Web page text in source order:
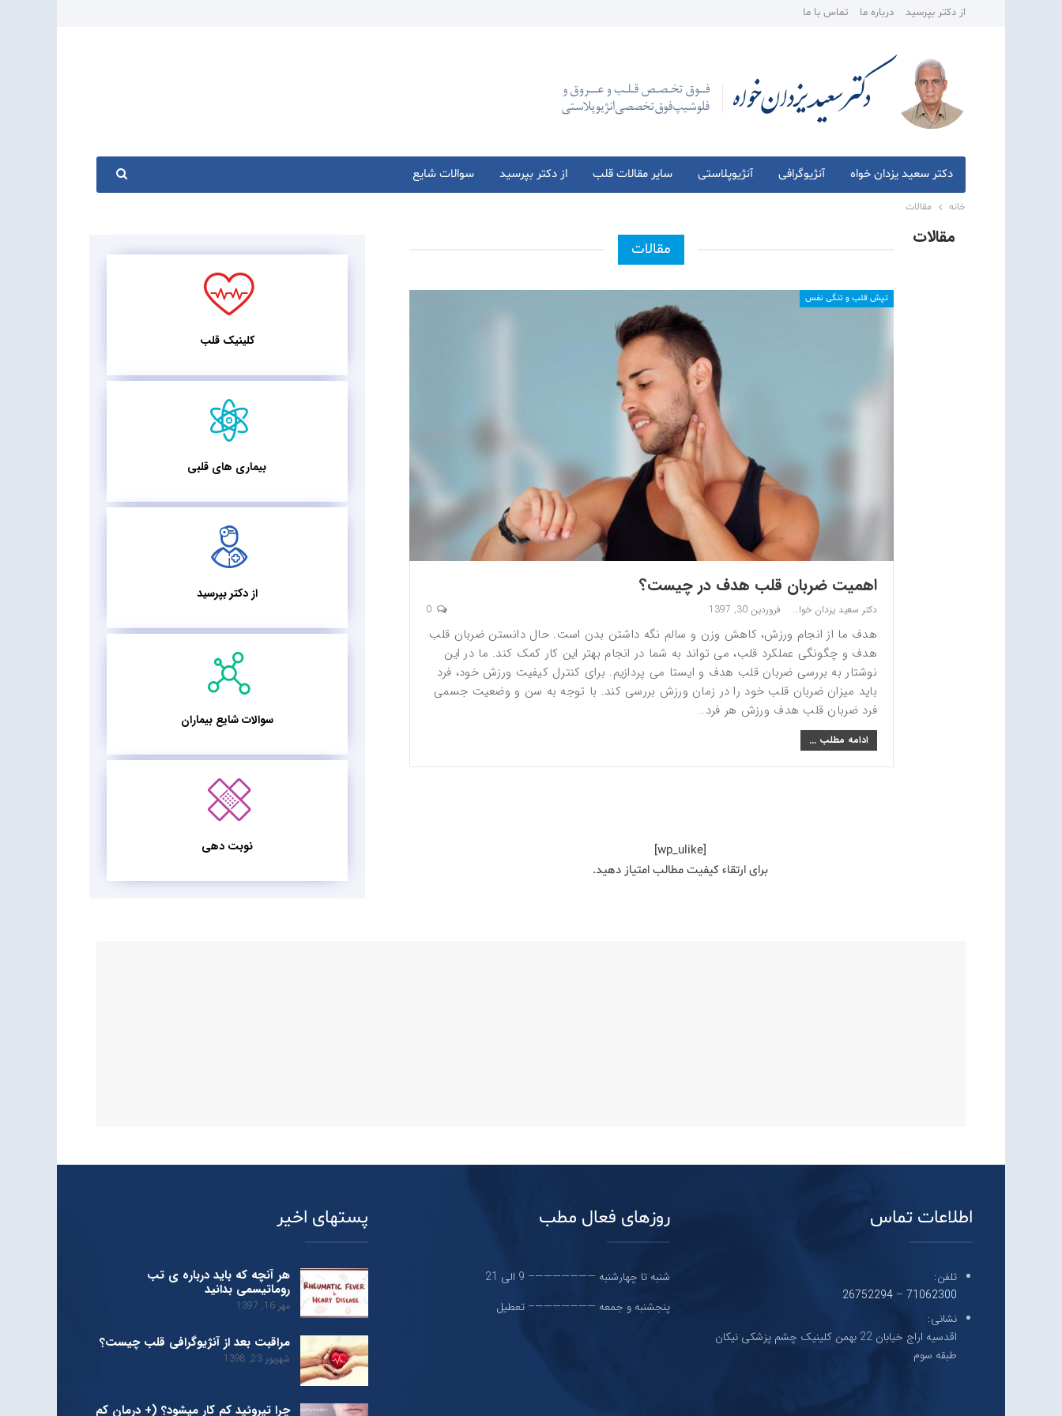
از دکتر بپرسید درباره ما تماس با ما
دکتر سعید یزدان خواه آنژیوگرافی آنژیوپلاستی سایر مقالات قلب از دکتر بپرسید سوالات شایع
خانه مقالات
مقالات
مقالات
تپش قلب و تنگی نفس
اهمیت ضربان قلب هدف در چیست؟
دکتر سعید یزدان خواه فروردین 30, 1397 0
هدف ما از انجام ورزش، کاهش وزن و سالم نگه داشتن بدن است. حال دانستن ضربان قلب
هدف و چگونگی عملکرد قلب، می تواند به شما در انجام بهتر این کار کمک کند. ما در این
نوشتار به بررسی ضربان قلب هدف و ایستا می پردازیم. برای کنترل کیفیت ورزش خود، فرد
باید میزان ضربان قلب خود را در زمان ورزش بررسی کند. با توجه به سن و وضعیت جسمی
فرد ضربان قلب هدف ورزش هر فرد…
ادامه مطلب ...
[wp_ulike]
.برای ارتقاء کیفیت مطالب امتیاز دهید
کلینیک قلب
بیماری های قلبی
از دکتر بپرسید
سوالات شایع بیماران
نوبت دهی
اطلاعات تماس
تلفن:
71062300
–
26752294
نشانی:
اقدسیه اراج خیابان 22 بهمن کلینیک چشم پزشکی نیکان
طبقه سوم
روزهای فعال مطب
شنبه تا چهارشنبه ———————– 9 الی 21
پنجشنبه و جمعه ———————– تعطیل
پستهای اخیر
هر آنچه که باید درباره ی تب
روماتیسمی بدانید
مهر 16, 1397
مراقبت بعد از آنژیوگرافی قلب چیست؟
شهریور 23, 1398
چرا تیروئید کم کار میشود؟ (+ درمان کم